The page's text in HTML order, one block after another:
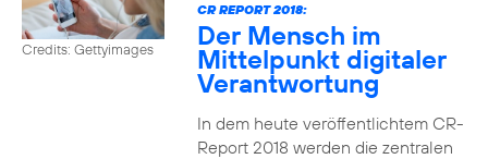
Credits: Gettyimages
CR REPORT 2018:
Der Mensch im
Mittelpunkt digitaler
Verantwortung
In dem heute veröffentlichtem CR-
Report 2018 werden die zentralen